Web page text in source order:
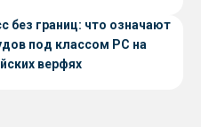
без границ: что означают
под классом РС на
верфях